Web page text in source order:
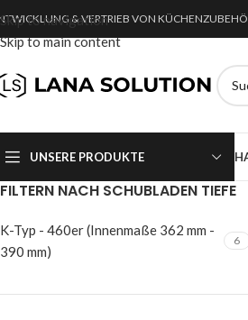
Skip to navigation
Skip to main content
& VERTRIEB VON
UNSERE PRODUKTE
FILTERN NACH SCHUBLADEN TIEFE
K-Typ - 460er (Innenmaße 362 mm -
390 mm)
6